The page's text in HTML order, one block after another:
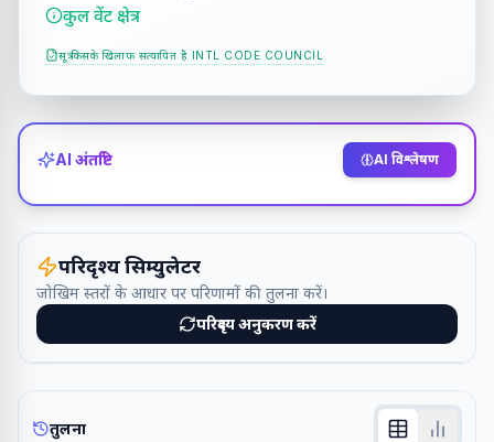
कुल वेंट क्षेत्र
सूत्र किसके खिलाफ सत्यापित है INTL CODE COUNCIL
AI अंतर्दृष्टि AI विश्लेषण
परिदृश्य सिम्युलेटर
जोखिम स्तरों के आधार पर परिणामों की तुलना करें।
परिदृश्य अनुकरण करें
तुलना